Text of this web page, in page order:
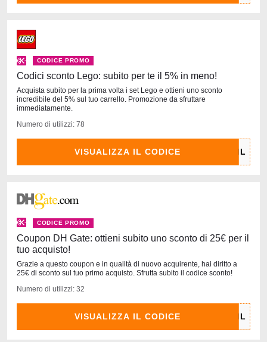
CODICE PROMO
Codici sconto Lego: subito per te il 5% in meno!
Acquista subito per la prima volta i set Lego e ottieni uno sconto
incredibile del 5% sul tuo carrello. Promozione da sfruttare
immediatamente.
Numero di utilizzi: 78
VISUALIZZA IL CODICE
CODICE PROMO
Coupon DH Gate: ottieni subito uno sconto di 25€ per il
tuo acquisto!
Grazie a questo coupon e in qualità di nuovo acquirente, hai diritto a
25€ di sconto sul tuo primo acquisto. Sfrutta subito il codice sconto!
Numero di utilizzi: 32
VISUALIZZA IL CODICE